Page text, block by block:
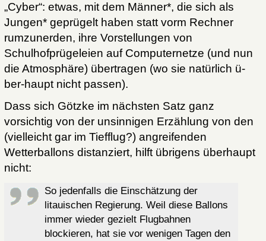
„Cyber“: etwas, mit dem Männer*, die sich als
Jungen* geprügelt haben statt vorm Rechner
rumzunerden, ihre Vorstellungen von
Schulhofprügeleien auf Computernetze (und nun
die Atmosphäre) übertragen (wo sie natürlich ü-
ber-haupt nicht passen).
Dass sich Götzke im nächsten Satz ganz
vorsichtig von der unsinnigen Erzählung von den
(vielleicht gar im Tiefflug?) angreifenden
Wetterballons distanziert, hilft übrigens überhaupt
nicht:
So jedenfalls die Einschätzung der
litauischen Regierung. Weil diese Ballons
immer wieder gezielt Flugbahnen
blockieren, hat sie vor wenigen Tagen den